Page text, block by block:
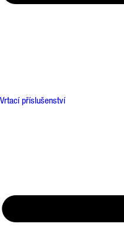
Vrtací příslušenství